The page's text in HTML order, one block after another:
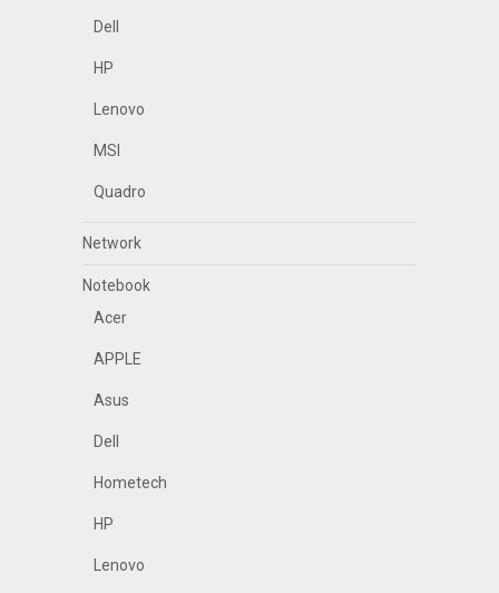
Dell
HP
Lenovo
MSI
Quadro
Network
Notebook
Acer
APPLE
Asus
Dell
Hometech
HP
Lenovo